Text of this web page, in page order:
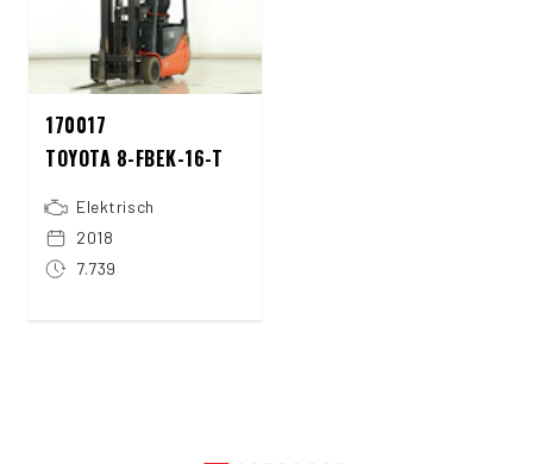
170017
TOYOTA 8-FBEK-16-T
Elektrisch
2018
7.739